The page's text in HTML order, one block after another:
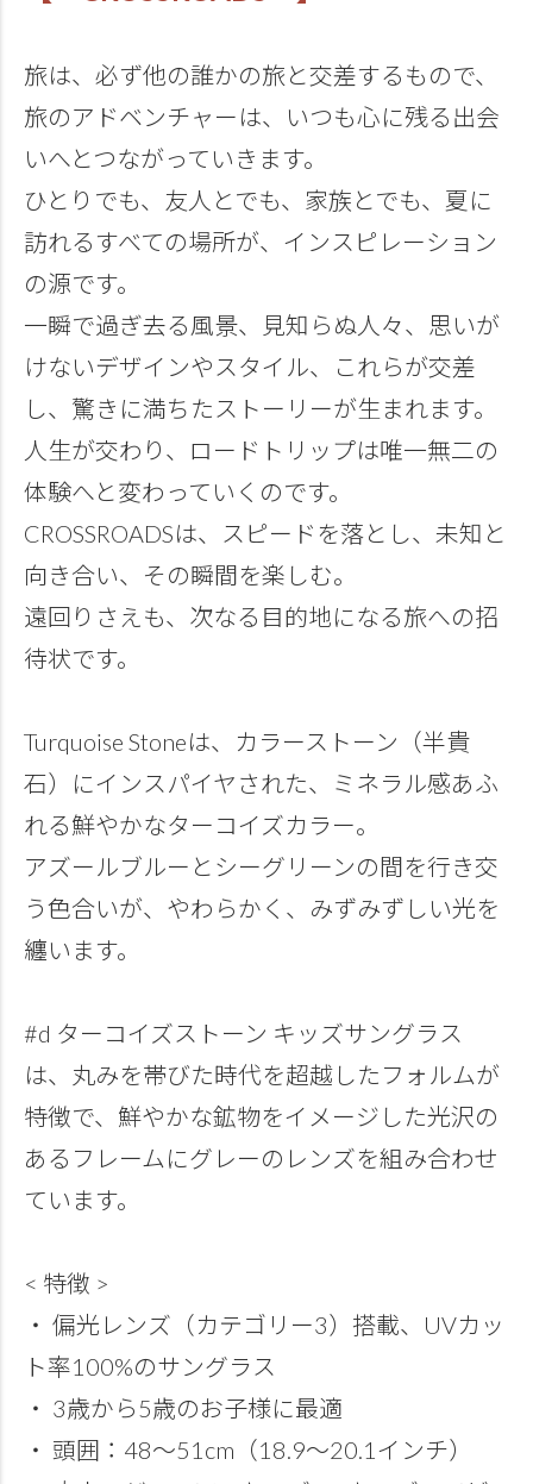
旅は、必ず他の誰かの旅と交差するもので、
旅のアドベンチャーは、いつも心に残る出会
いへとつながっていきます。
ひとりでも、友人とでも、家族とでも、夏に
訪れるすべての場所が、インスピレーション
の源です。
一瞬で過ぎ去る風景、見知らぬ人々、思いが
けないデザインやスタイル、これらが交差
し、驚きに満ちたストーリーが生まれます。
人生が交わり、ロードトリップは唯一無二の
体験へと変わっていくのです。
CROSSROADSは、スピードを落とし、未知と
向き合い、その瞬間を楽しむ。
遠回りさえも、次なる目的地になる旅への招
待状です。
Turquoise Stoneは、カラーストーン（半貴
石）にインスパイヤされた、ミネラル感あふ
れる鮮やかなターコイズカラー。
アズールブルーとシーグリーンの間を行き交
う色合いが、やわらかく、みずみずしい光を
纏います。
#d ターコイズストーン キッズサングラス
は、丸みを帯びた時代を超越したフォルムが
特徴で、鮮やかな鉱物をイメージした光沢の
あるフレームにグレーのレンズを組み合わせ
ています。
< 特徴 >
・ 偏光レンズ（カテゴリー3）搭載、UVカッ
ト率100%のサングラス
・ 3歳から5歳のお子様に最適
・ 頭囲：48～51cm（18.9～20.1インチ）